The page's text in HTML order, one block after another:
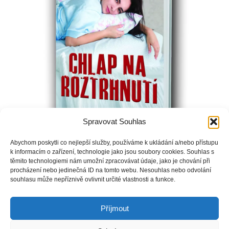
Spravovat Souhlas
Abychom poskytli co nejlepší služby, používáme k ukládání a/nebo přístupu
k informacím o zařízení, technologie jako jsou soubory cookies. Souhlas s
těmito technologiemi nám umožní zpracovávat údaje, jako je chování při
procházení nebo jedinečná ID na tomto webu. Nesouhlas nebo odvolání
souhlasu může nepříznivě ovlivnit určité vlastnosti a funkce.
Příjmout
Nadšená budoucí maminka Emílie se na předporodním kurzu
seznámí s podnikatelkou Leonií, které těhotenství úplně zničilo
lekci mají absolvovat s tatínky svých dětí.